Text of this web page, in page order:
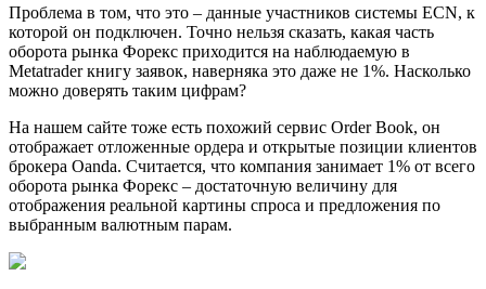
Проблема в том, что это – данные участников систeмы ECN, к
которой он подключен. Точно нельзя сказать, какая часть
оборота рынка Форекс приходится на наблюдаемую в
Metatrader книгу заявок, наверняка это даже не 1%. Насколько
можно доверять таким цифрам?
На нашем сайте тоже есть похожий сервис Order Book, он
отображает отложенные ордера и открытые позиции клиентов
брокера Oanda. Считается, что компания занимает 1% от всего
оборота рынка Форекс – достаточную величину для
отображения реальной картины спроса и предложения по
выбранным валютным парам.